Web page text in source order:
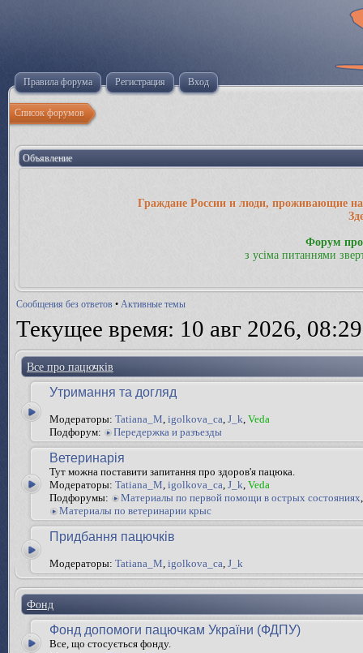
Правила форума Регистрация Вход
Список форумов
Объявление
Граждане России и люди, проживающие на
Форум
з усіма питаннями
Сообщения без ответов • Активные темы
Текущее время: 10 авг 2026, 08:29
Все про пацючків
Утримання та догляд
Модераторы: Tatiana_M, igolkova_ca, J_k, Veda
Подфорум:
Передержка и разъезды
Ветеринарія
Тут можна поставити запитання про здоров'я пацюка.
Модераторы: Tatiana_M, igolkova_ca, J_k, Veda
Подфорумы:
Материалы по первой помощи в острых состояниях,
Материалы по ветеринарии крыс
Придбання пацючків
Модераторы: Tatiana_M, igolkova_ca, J_k
Фонд
Фонд допомоги пацючкам України (ФДПУ)
Все, що стосується фонду.